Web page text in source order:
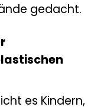
gedacht.
es Kindern,